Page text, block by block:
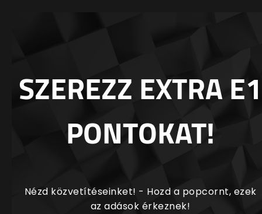
SZEREZZ EXTRA E1
PONTOKAT!
Nézd közvetítéseinket! - Hozd a popcornt, ezek
az adások érkeznek!